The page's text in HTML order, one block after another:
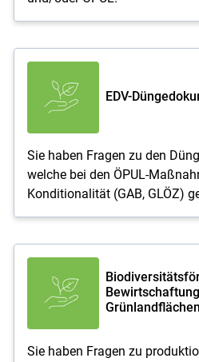
EDV-
Sie haben Fragen zu den
welche bei den ÖPUL-
Konditionalität (GAB, GLÖZ)
Grünlandflächen
Sie haben Fragen zu